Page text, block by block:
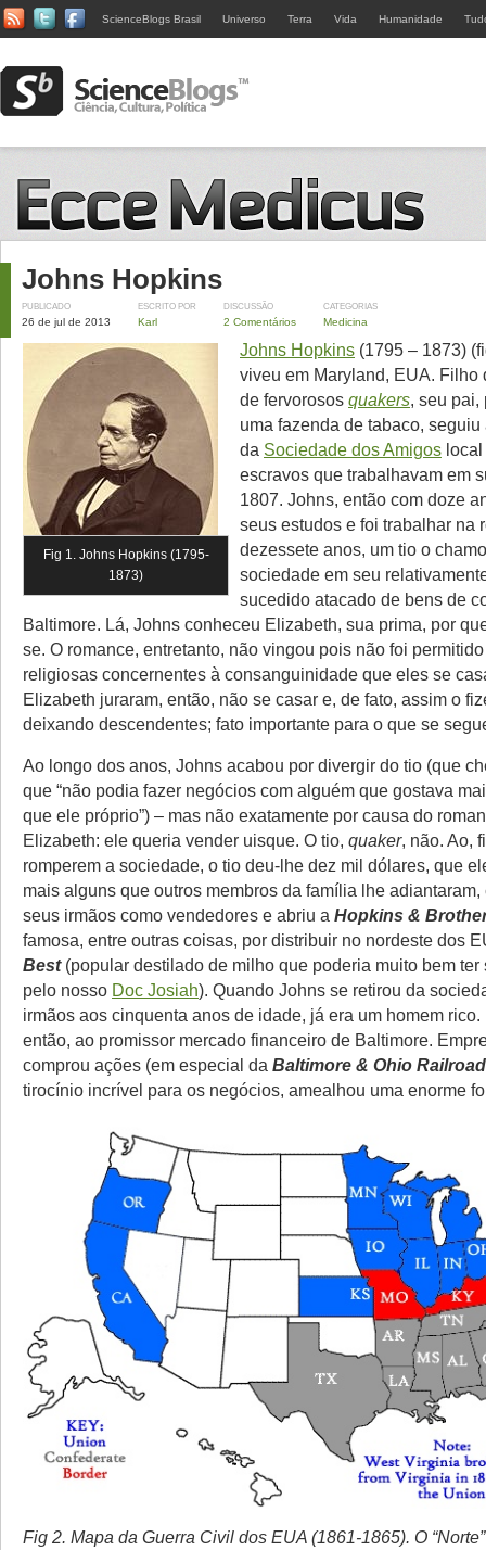
ScienceBlogs Brasil Universo Terra Vida Humanidade
Johns Hopkins
PUBLICADO
26 de jul de 2013
ESCRITO POR
Karl
DISCUSSÃO
2 Comentários
CATEGORIAS
Medicina
Fig 1. Johns Hopkins (1795-
1873)
Johns Hopkins (1795 – 1873)
viveu em Maryland, EUA. Filho
de fervorosos quakers, seu pai,
uma fazenda de tabaco,
da Sociedade dos Amigos
escravos que trabalhavam em
1807. Johns, então com doze
seus estudos e foi trabalhar na
dezessete anos, um tio o
sociedade em seu
sucedido atacado de bens de
Baltimore. Lá, Johns conheceu Elizabeth, sua prima, por
se. O romance, entretanto, não vingou pois não foi
religiosas concernentes à consanguinidade que eles se
Elizabeth juraram, então, não se casar e, de fato, assim o
deixando descendentes; fato importante para o que se
Ao longo dos anos, Johns acabou por divergir do tio (que
que “não podia fazer negócios com alguém que gostava
que ele próprio”) – mas não exatamente por causa do
Elizabeth: ele queria vender uisque. O tio, quaker, não. Ao,
romperem a sociedade, o tio deu-lhe dez mil dólares, que
mais alguns que outros membros da família lhe adiantaram,
seus irmãos como vendedores e abriu a Hopkins &
famosa, entre outras coisas, por distribuir no nordeste dos
Best(popular destilado de milho que poderia muito bem ter
pelo nosso Doc Josiah). Quando Johns se retirou da
irmãos aos cinquenta anos de idade, já era um homem rico.
então, ao promissor mercado financeiro de Baltimore.
comprou ações (em especial da Baltimore & Ohio Railroad
tirocínio incrível para os negócios, amealhou uma enorme
Fig 2. Mapa da Guerra Civil dos EUA (1861-1865). O